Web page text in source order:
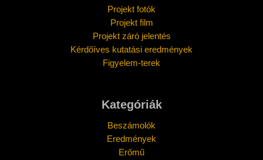
Projekt fotók
Projekt film
Projekt záró jelentés
Kérdőíves kutatási eredmények
Figyelem-terek
Kategóriák
Beszámolók
Eredmények
Erőmű